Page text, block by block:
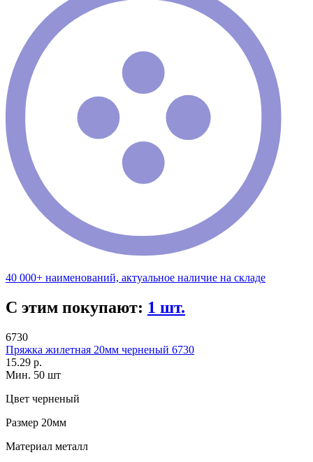
40 000+ наименований, актуальное наличие на складе
С этим покупают: 1 шт.
6730
Пряжка жилетная 20мм черненый 6730
15.29 р.
Мин. 50 шт
Цвет черненый
Размер 20мм
Материал металл